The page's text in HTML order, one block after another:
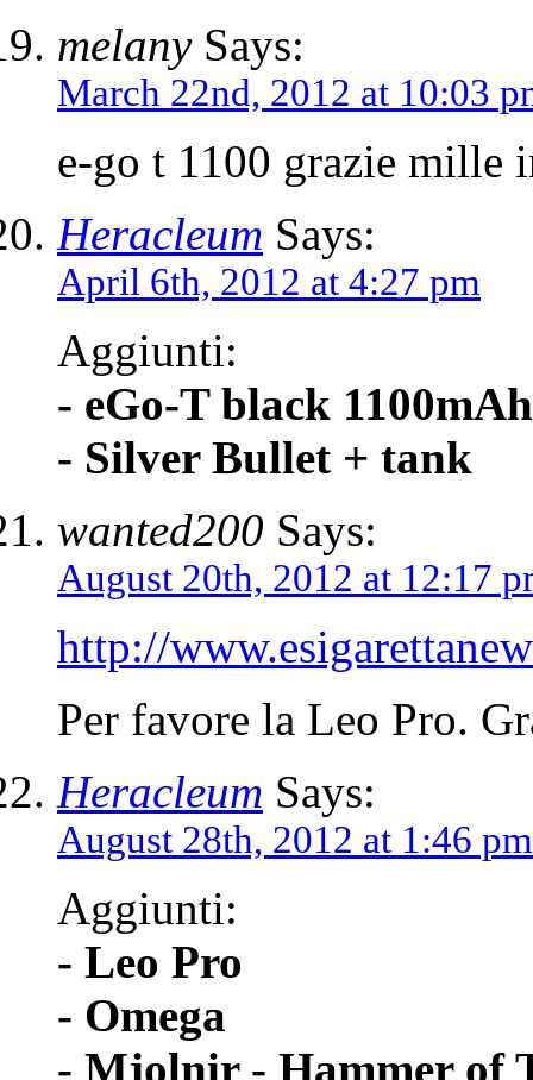
melanySays:
March 22nd, 2012 at 10:03
e-go t 1100 grazie mille
Heracleum Says:
April 6th, 2012 at 4:27 pm
Aggiunti:
- eGo-T black 1100mAh
- Silver Bullet + tank
wanted200 Says:
August 20th, 2012 at 12:17
http://
Per favore la Leo Pro.
Heracleum Says:
August 28th, 2012 at 1:46 pm
Aggiunti:
- Leo Pro
- Omega
- Mjolnir - Hammer of